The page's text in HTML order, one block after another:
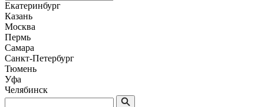
Екатеринбург
Казань
Москва
Пермь
Самара
Санкт-Петербург
Тюмень
Уфа
Челябинск